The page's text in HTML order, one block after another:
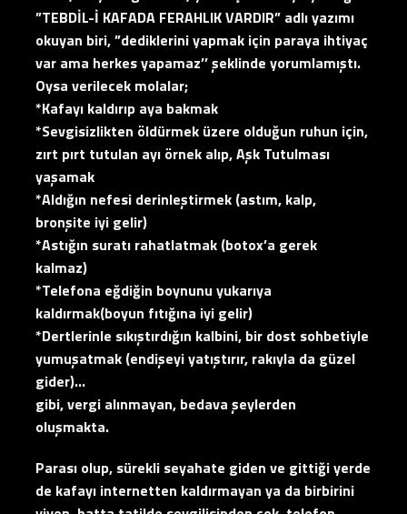
”TEBDİL-İ KAFADA FERAHLIK VARDIR” adlı yazımı
okuyan biri, ”dediklerini yapmak için paraya ihtiyaç
var ama herkes yapamaz’’ şeklinde yorumlamıştı.
Oysa verilecek molalar;
*Kafayı kaldırıp aya bakmak
*Sevgisizlikten öldürmek üzere olduğun ruhun için,
zırt pırt tutulan ayı örnek alıp, Aşk Tutulması
yaşamak
*Aldığın nefesi derinleştirmek (astım, kalp,
bronşite iyi gelir)
*Astığın suratı rahatlatmak (botox’a gerek
kalmaz)
*Telefona eğdiğin boynunu yukarıya
kaldırmak(boyun fıtığına iyi gelir)
*Dertlerinle sıkıştırdığın kalbini, bir dost sohbetiyle
yumuşatmak (endişeyi yatıştırır, rakıyla da güzel
gider)…
gibi, vergi alınmayan, bedava şeylerden
oluşmakta.
Parası olup, sürekli seyahate giden ve gittiği yerde
de kafayı internetten kaldırmayan ya da birbirini